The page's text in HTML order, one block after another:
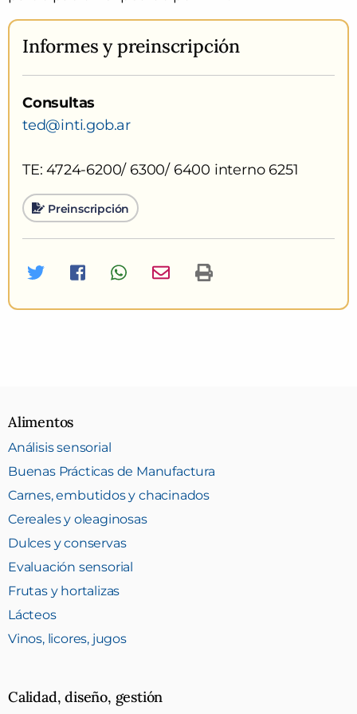
Informesy preinscripción
Consultas
ted@inti.gob.ar
TE: 4724-6200/ 6300/ 6400 interno 6251
Preinscripción
Twitter FacebookWhatsapp Imprimir curso
Alimentos
Análisis sensorial
Buenas Prácticas de Manufactura
Carnes, embutidos y chacinados
Cereales y oleaginosas
Dulces y conservas
Evaluación sensorial
Frutas y hortalizas
Lácteos
Vinos, licores, jugos
Calidad, diseño, gestión